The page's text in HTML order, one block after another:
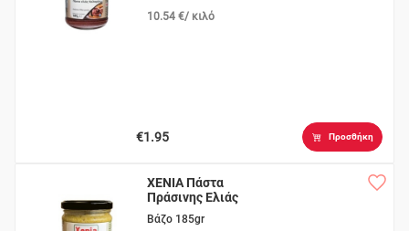
10.54 €/ κιλό
€1.95 Προσθήκη
XENIA Πάστα
Πράσινης Ελιάς
Βάζο 185gr